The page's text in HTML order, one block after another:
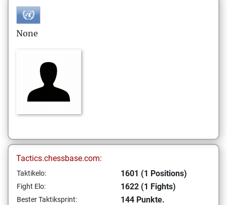
None
Tactics.chessbase.com:
Taktikelo: 1601 (1 Positions)
Fight Elo: 1622 (1 Fights)
Bester Taktiksprint: 144 Punkte.